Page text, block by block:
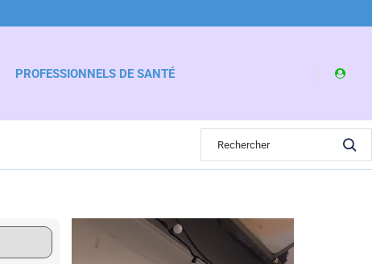
PROFESSIONNELS DE SANTÉ